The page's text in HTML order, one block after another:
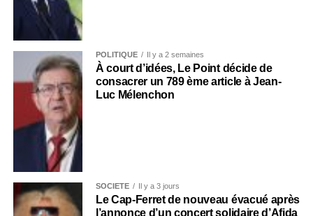
POLITIQUE Il y a 2 semaines
À court d’idées, Le Point décide de
consacrer un 789 ème article à Jean-
Luc Mélenchon
SOCIÉTÉ Il y a 3 jours
Le Cap-Ferret de nouveau évacué après
l’annonce d’un concert solidaire d’Afida